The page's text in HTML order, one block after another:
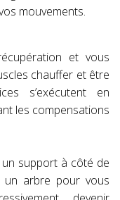
mouvements.
et vous
chauffer et être
s’exécutent en
les compensations
un support à côté de
un arbre pour vous